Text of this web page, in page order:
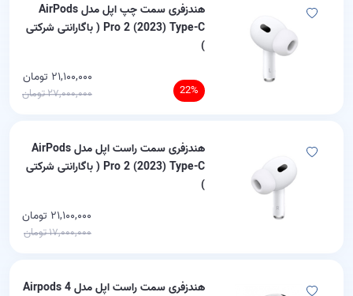
هندزفری سمت چپ اپل مدل AirPods
Pro 2 (2023) Type-C ( باگارانتی شرکتی
)
۲۱,۱۰۰,۰۰۰ تومان
۲۷,۰۰۰,۰۰۰ تومان 22%
هندزفری سمت راست اپل مدل AirPods
Pro 2 (2023) Type-C ( باگارانتی شرکتی
)
۲۱,۱۰۰,۰۰۰ تومان
۱۷,۰۰۰,۰۰۰ تومان
هندزفری سمت راست اپل مدل Airpods 4